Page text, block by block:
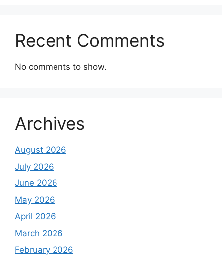
Recent Comments
No comments to show.
Archives
August 2026
July 2026
June 2026
May 2026
April 2026
March 2026
February 2026